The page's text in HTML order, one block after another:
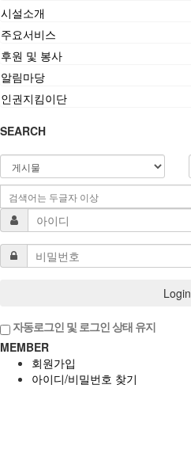
시설소개
주요서비스
후원 및 봉사
알림마당
인권지킴이단
SEARCH
Login
자동로그인 및 로그인 상태 유지
MEMBER
회원가입
아이디/비밀번호 찾기